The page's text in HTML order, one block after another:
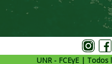
UNR - FCEyE |